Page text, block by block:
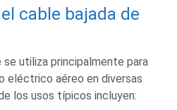
cable bajada de
utiliza principalmente para
eléctrico aéreo en diversas
los usos típicos incluyen: